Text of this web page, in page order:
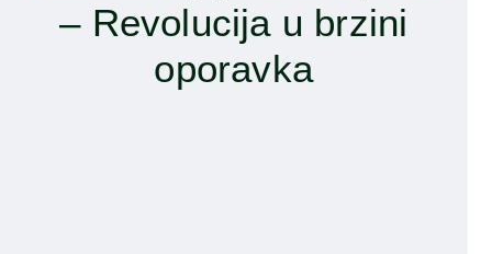
– Revolucija u brzini
oporavka